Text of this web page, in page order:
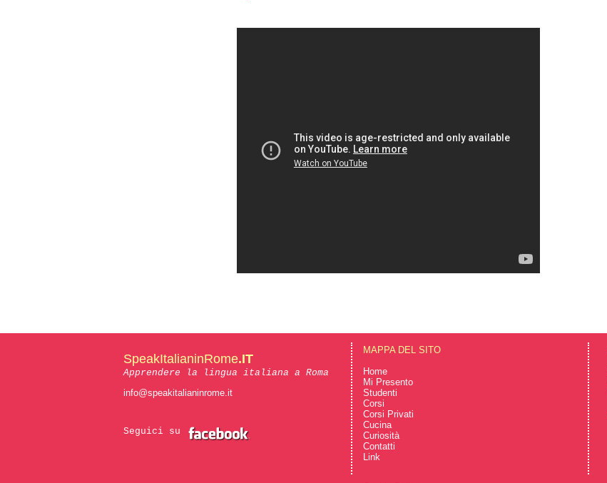
SpeakItalianinRome.IT
Apprendere la lingua italiana a Roma
info@speakitalianinrome.it
Seguici su
MAPPA DEL SITO
Home
Mi Presento
Studenti
Corsi
Corsi Privati
Cucina
Curiosità
Contatti
Link